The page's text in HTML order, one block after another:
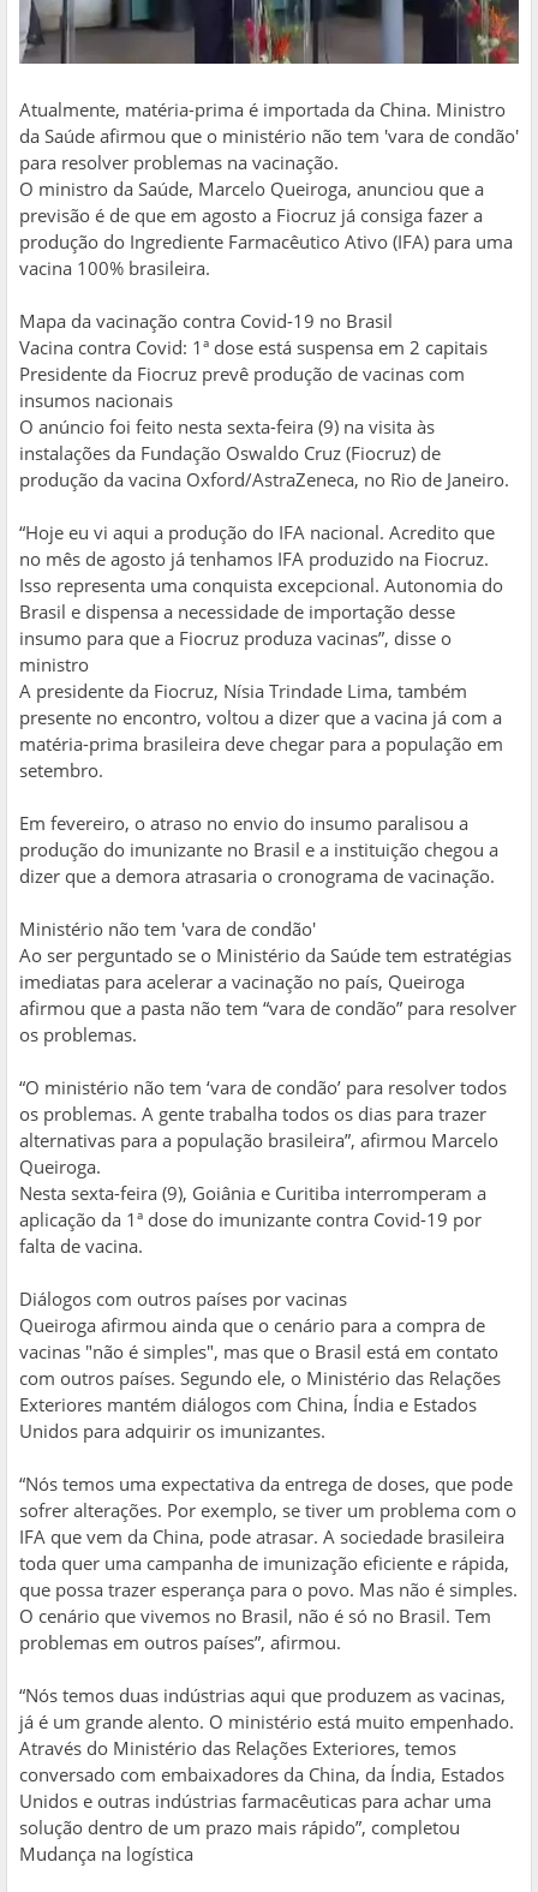
Atualmente, matéria-prima é importada da China. Ministro
da Saúde afirmou que o ministério não tem 'vara de condão'
para resolver problemas na vacinação.
O ministro da Saúde, Marcelo Queiroga, anunciou que a
previsão é de que em agosto a Fiocruz já consiga fazer a
produção do Ingrediente Farmacêutico Ativo (IFA) para uma
vacina 100% brasileira.
Mapa da vacinação contra Covid-19 no Brasil
Vacina contra Covid: 1ª dose está suspensa em 2 capitais
Presidente da Fiocruz prevê produção de vacinas com
insumos nacionais
O anúncio foi feito nesta sexta-feira (9) na visita às
instalações da Fundação Oswaldo Cruz (Fiocruz) de
produção da vacina Oxford/AstraZeneca, no Rio de Janeiro.
“Hoje eu vi aqui a produção do IFA nacional. Acredito que
no mês de agosto já tenhamos IFA produzido na Fiocruz.
Isso representa uma conquista excepcional. Autonomia do
Brasil e dispensa a necessidade de importação desse
insumo para que a Fiocruz produza vacinas”, disse o
ministro
A presidente da Fiocruz, Nísia Trindade Lima, também
presente no encontro, voltou a dizer que a vacina já com a
matéria-prima brasileira deve chegar para a população em
setembro.
Em fevereiro, o atraso no envio do insumo paralisou a
produção do imunizante no Brasil e a instituição chegou a
dizer que a demora atrasaria o cronograma de vacinação.
Ministério não tem 'vara de condão'
Ao ser perguntado se o Ministério da Saúde tem estratégias
imediatas para acelerar a vacinação no país, Queiroga
afirmou que a pasta não tem “vara de condão” para resolver
os problemas.
“O ministério não tem ‘vara de condão’ para resolver todos
os problemas. A gente trabalha todos os dias para trazer
alternativas para a população brasileira”, afirmou Marcelo
Queiroga.
Nesta sexta-feira (9), Goiânia e Curitiba interromperam a
aplicação da 1ª dose do imunizante contra Covid-19 por
falta de vacina.
Diálogos com outros países por vacinas
Queiroga afirmou ainda que o cenário para a compra de
vacinas "não é simples", mas que o Brasil está em contato
com outros países. Segundo ele, o Ministério das Relações
Exteriores mantém diálogos com China, Índia e Estados
Unidos para adquirir os imunizantes.
“Nós temos uma expectativa da entrega de doses, que pode
sofrer alterações. Por exemplo, se tiver um problema com o
IFA que vem da China, pode atrasar. A sociedade brasileira
toda quer uma campanha de imunização eficiente e rápida,
que possa trazer esperança para o povo. Mas não é simples.
O cenário que vivemos no Brasil, não é só no Brasil. Tem
problemas em outros países”, afirmou.
“Nós temos duas indústrias aqui que produzem as vacinas,
já é um grande alento. O ministério está muito empenhado.
Através do Ministério das Relações Exteriores, temos
conversado com embaixadores da China, da Índia, Estados
Unidos e outras indústrias farmacêuticas para achar uma
solução dentro de um prazo mais rápido”, completou
Mudança na logística